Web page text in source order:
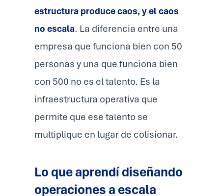
estructura produce caos, y el caos
no escala. La diferencia entre una
empresa que funciona bien con 50
personas y una que funciona bien
con 500 no es el talento. Es la
infraestructura operativa que
permite que ese talento se
multiplique en lugar de colisionar.
Lo que aprendí diseñando
operaciones a escala